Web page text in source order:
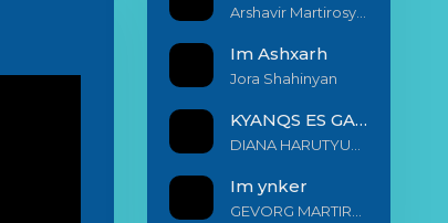
Im Ashxarh
Jora Shahinyan
KYANQS ES GALIS EM
Im ynker